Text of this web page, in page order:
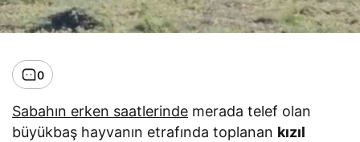
0
Sabahın erken saatlerinde merada telef olan
büyükbaş hayvanın etrafında toplanan kızıl